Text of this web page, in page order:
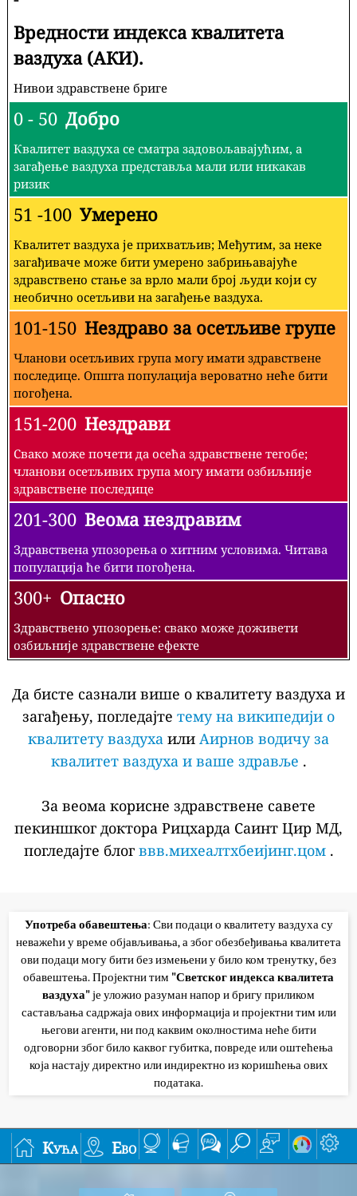
Вредности индекса квалитета
ваздуха (АКИ).
Нивои здравствене бриге
0 - 50 Добро
Квалитет ваздуха се сматра задовољавајућим, а
загађење ваздуха представља мали или никакав
ризик
51 -100 Умерено
Квалитет ваздуха је прихватљив; Међутим, за неке
загађиваче може бити умерено забрињавајуће
здравствено стање за врло мали број људи који су
необично осетљиви на загађење ваздуха.
101-150 Нездраво за осетљиве групе
Чланови осетљивих група могу имати здравствене
последице. Општа популација вероватно неће бити
погођена.
151-200 Нездрави
Свако може почети да осећа здравствене тегобе;
чланови осетљивих група могу имати озбиљније
здравствене последице
201-300 Веома нездравим
Здравствена упозорења о хитним условима. Читава
популација ће бити погођена.
300+ Опасно
Здравствено упозорење: свако може доживети
озбиљније здравствене ефекте
Да бисте сазнали више о квалитету ваздуха и
загађењу, погледајте тему на википедији о
квалитету ваздуха или Аирнов водичу за
квалитет ваздуха и ваше здравље .
За веома корисне здравствене савете
пекиншког доктора Рицхарда Саинт Цир МД,
погледајте блог ввв.михеалтхбеијинг.цом.
Употреба обавештења: Сви подаци о квалитету ваздуха су
неважећи у време објављивања, а због обезбеђивања квалитета
ови подаци могу бити без измењени у било ком тренутку, без
обавештења. Пројектни тим "Светског индекса квалитета
ваздуха"је уложио разуман напор и бригу приликом
састављања садржаја ових информација и пројектни тим или
његови агенти, ни под каквим околностима неће бити
одговорни због било каквог губитка, повреде или оштећења
која настају директно или индиректно из коришћења ових
података.
Кућа Ево